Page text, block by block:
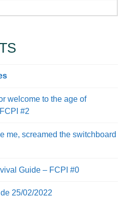
welcome to the age of
#2
me, screamed the switchboard
Guide – FCPI #0
25/02/2022